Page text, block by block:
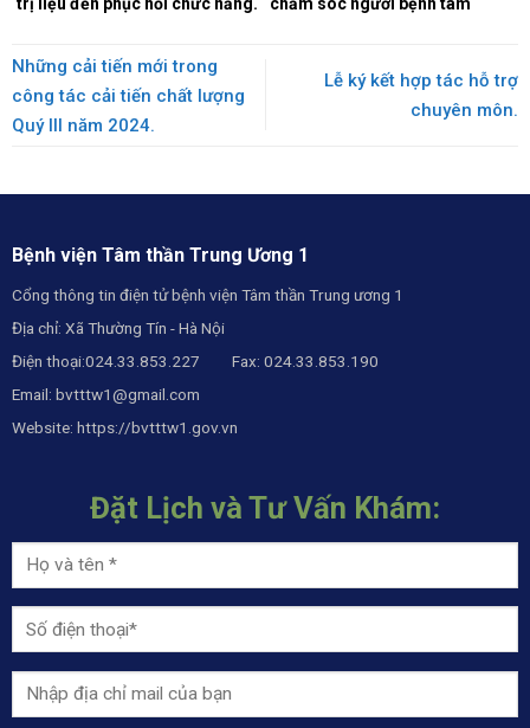
trị liệu đến phục hồi chức năng.
chăm sóc người bệnh tâm
Những cải tiến mới trong
công tác cải tiến chất lượng
Quý III năm 2024.
Lễ ký kết hợp tác hỗ trợ
chuyên môn.
Bệnh viện Tâm thần Trung Ương 1
Cổng thông tin điện tử bệnh viện Tâm thần Trung ương 1
Địa chỉ: Xã Thường Tín - Hà Nội
Điện thoại:024.33.853.227 Fax: 024.33.853.190
Email: bvtttw1@gmail.com
Website: https://bvtttw1.gov.vn
Đặt Lịch và Tư Vấn Khám: